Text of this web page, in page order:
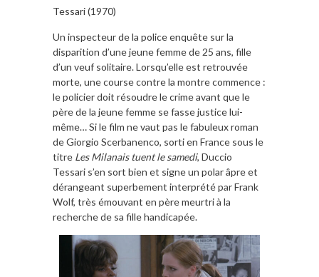
Tessari (1970)
Un inspecteur de la police enquête sur la
disparition d’une jeune femme de 25 ans, fille
d’un veuf solitaire. Lorsqu’elle est retrouvée
morte, une course contre la montre commence :
le policier doit résoudre le crime avant que le
père de la jeune femme se fasse justice lui-
même… Si le film ne vaut pas le fabuleux roman
de Giorgio Scerbanenco, sorti en France sous le
titre Les Milanais tuent le samedi, Duccio
Tessari s’en sort bien et signe un polar âpre et
dérangeant superbement interprété par Frank
Wolf, très émouvant en père meurtri à la
recherche de sa fille handicapée.